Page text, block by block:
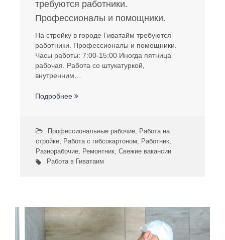
требуются работники.
Профессионалы и помощники.
На стройку в городе Гиватайм требуются
работники. Профессионалы и помощники.
Часы работы: 7:00-15:00 Иногда пятница
рабочая. Работа со штукатуркой,
внутренним…
Подробнее
Профессиональные рабочие, Работа на
стройке, Работа с гибсокартоном, Работник,
Разнорабочие, Ремонтник, Свежие вакансии
Работа в Гиватаим